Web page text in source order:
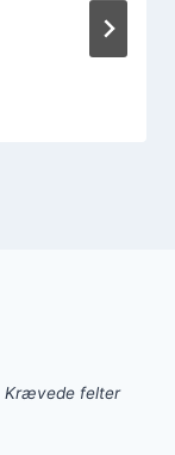
Krævede felter